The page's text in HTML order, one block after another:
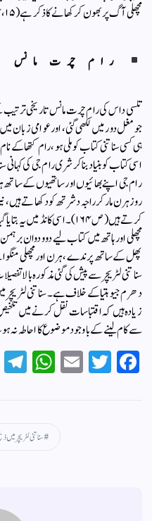
مچھلی آگ پر بھون کر کھانے کا ذکر ہے (۱۴،۱۵)
رام چرت مانس
تلسی داس کی رام چرت مانس تاریخی
جو مغل دور میں لکھی گئی، اور عوامی زبان
ہی کسی سناتنی کتاب کو ملی ہو، رام کتھا
اسی کتاب کو بنیاد بنا کر شری رام جی کی
رام جی اپنے بھائیوں اور ساتھیوں کے
روز ہرن مار کر راجہ دشرتھ کو دکھاتے
کرتے ہیں (ص ۱۶۴)۔ اسی کانڈ
پھل کے ساتھ پرندے، ہرن اور مچھلی
سناتنی لٹریچر سے پیش کی گئی مذکورہ بالا
دھرم جیو ہتیا کے خلاف ہے۔ سناتنی لٹریچر
زیادہ ہیں کہ اقتباسات نقل کرنے میں
سے کام لینے کے باوجود موضوع کا احاطہ نہ
Fa
T
E
W
A
pp
سناتنی لٹریچر